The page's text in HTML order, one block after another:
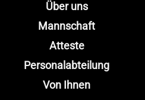
Über uns
Mannschaft
Atteste
Personalabteilung
Von Ihnen